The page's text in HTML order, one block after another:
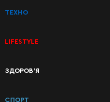
ТЕХНО
LIFESTYLE
ЗДОРОВ’Я
СПОРТ